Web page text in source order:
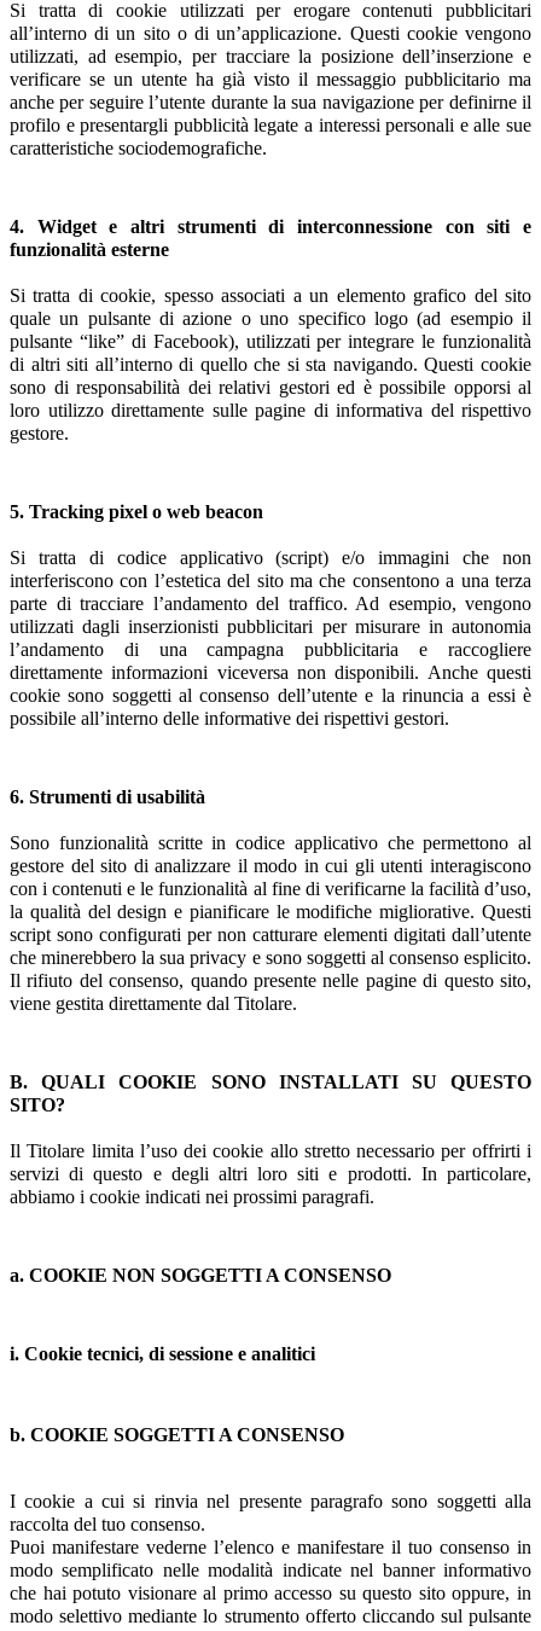
Si tratta di cookie utilizzati per erogare contenuti pubblicitari
all’interno di un sito o di un’applicazione. Questi cookie vengono
utilizzati, ad esempio, per tracciare la posizione dell’inserzione e
verificare se un utente ha già visto il messaggio pubblicitario ma
anche per seguire l’utente durante la sua navigazione per definirne il
profilo e presentargli pubblicità legate a interessi personali e alle sue
caratteristiche sociodemografiche.
4. Widget e altri strumenti di interconnessione con siti e
funzionalità esterne
Si tratta di cookie, spesso associati a un elemento grafico del sito
quale un pulsante di azione o uno specifico logo (ad esempio il
pulsante “like” di Facebook), utilizzati per integrare le funzionalità
di altri siti all’interno di quello che si sta navigando. Questi cookie
sono di responsabilità dei relativi gestori ed è possibile opporsi al
loro utilizzo direttamente sulle pagine di informativa del rispettivo
gestore.
5. Tracking pixel o web beacon
Si tratta di codice applicativo (script) e/o immagini che non
interferiscono con l’estetica del sito ma che consentono a una terza
parte di tracciare l’andamento del traffico. Ad esempio, vengono
utilizzati dagli inserzionisti pubblicitari per misurare in autonomia
l’andamento di una campagna pubblicitaria e raccogliere
direttamente informazioni viceversa non disponibili. Anche questi
cookie sono soggetti al consenso dell’utente e la rinuncia a essi è
possibile all’interno delle informative dei rispettivi gestori.
6. Strumenti di usabilità
Sono funzionalità scritte in codice applicativo che permettono al
gestore del sito di analizzare il modo in cui gli utenti interagiscono
con i contenuti e le funzionalità al fine di verificarne la facilità d’uso,
la qualità del design e pianificare le modifiche migliorative. Questi
script sono configurati per non catturare elementi digitati dall’utente
che minerebbero la sua privacy e sono soggetti al consenso esplicito.
Il rifiuto del consenso, quando presente nelle pagine di questo sito,
viene gestita direttamente dal Titolare.
B. QUALI COOKIE SONO INSTALLATI SU QUESTO
SITO?
Il Titolare limita l’uso dei cookie allo stretto necessario per offrirti i
servizi di questo e degli altri loro siti e prodotti. In particolare,
abbiamo i cookie indicati nei prossimi paragrafi.
a. COOKIE NON SOGGETTI A CONSENSO
i. Cookie tecnici, di sessione e analitici
b. COOKIE SOGGETTI A CONSENSO
I cookie a cui si rinvia nel presente paragrafo sono soggetti alla
raccolta del tuo consenso.
Puoi manifestare vederne l’elenco e manifestare il tuo consenso in
modo semplificato nelle modalità indicate nel banner informativo
che hai potuto visionare al primo accesso su questo sito oppure, in
modo selettivo mediante lo strumento offerto cliccando sul pulsante